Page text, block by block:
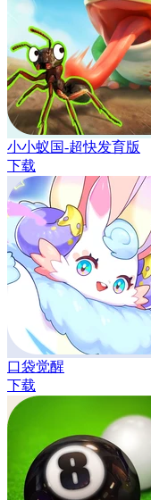
小小蚁国-超快发育版
下载
口袋觉醒
下载